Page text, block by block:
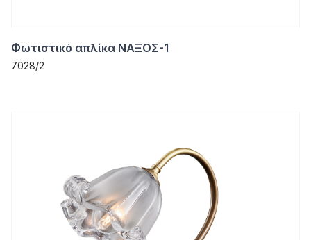
Φωτιστικό απλίκα ΝΑΞΟΣ-1
7028/2